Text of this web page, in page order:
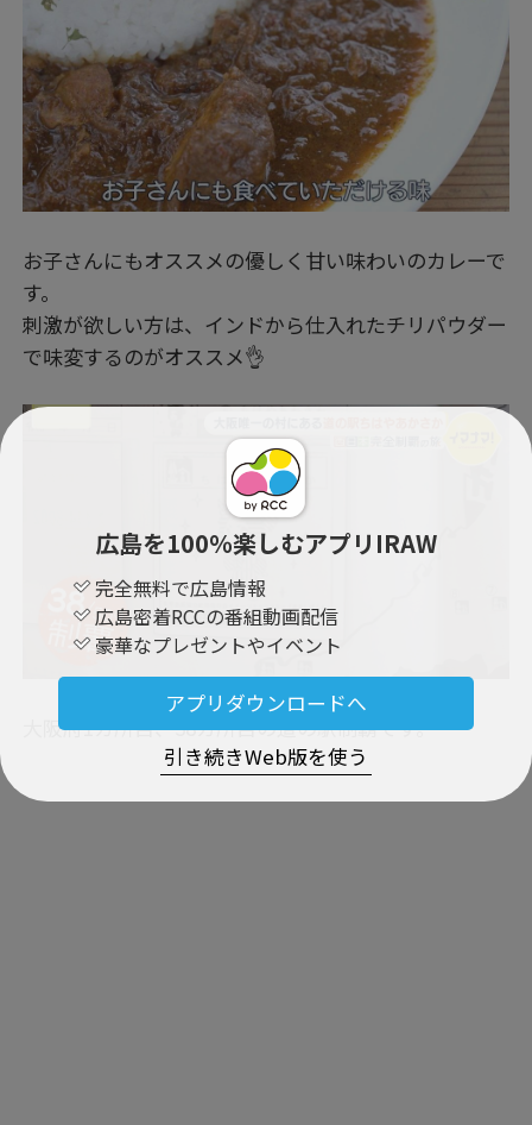
広島を100％楽しむアプリIRAW
完全無料で広島情報
広島密着RCCの番組動画配信
豪華なプレゼントやイベント
アプリダウンロードへ
引き続きWeb版を使う
お子さんにもオススメの優しく甘い味わいのカレーで
す。
刺激が欲しい方は、インドから仕入れたチリパウダー
で味変するのがオススメ👌
大阪府1カ所目、38カ所目の道の駅制覇です。